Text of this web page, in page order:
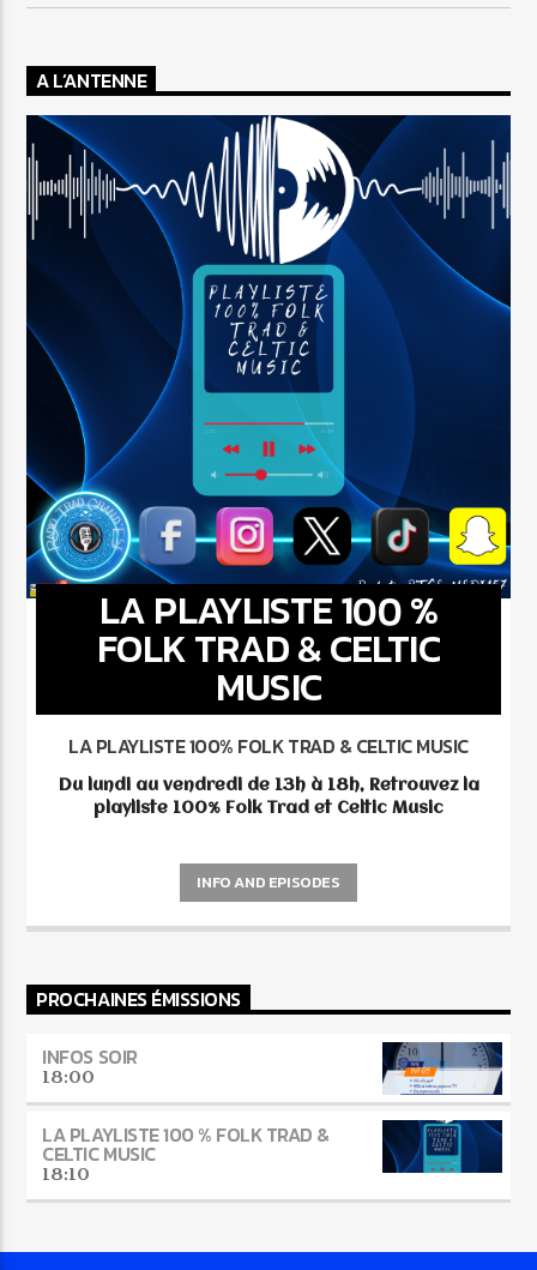
A L’ANTENNE
LA PLAYLISTE 100 %
FOLK TRAD & CELTIC
MUSIC
LA PLAYLISTE 100% FOLK TRAD & CELTIC MUSIC
Du lundi au vendredi de 13h à 18h, Retrouvez la
playliste 100% Folk Trad et Celtic Music
INFO AND EPISODES
PROCHAINES ÉMISSIONS
INFOS SOIR
18:00
LA PLAYLISTE 100 % FOLK TRAD &
CELTIC MUSIC
18:10